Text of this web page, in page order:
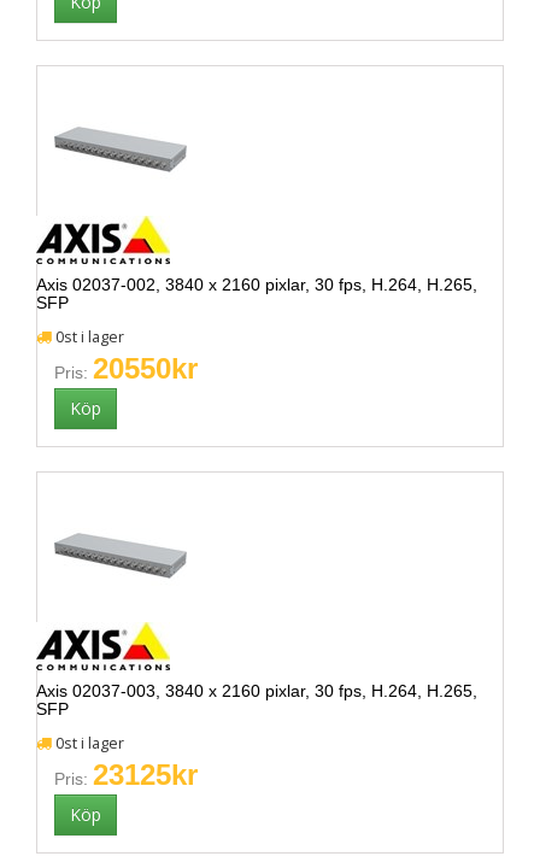
Axis 02037-002, 3840 x 2160 pixlar, 30 fps, H.264, H.265,
SFP
0st i lager
Pris: 20550kr
Axis 02037-003, 3840 x 2160 pixlar, 30 fps, H.264, H.265,
SFP
0st i lager
Pris: 23125kr